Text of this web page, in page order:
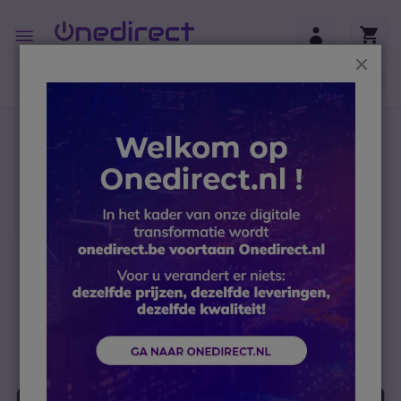
Toggle
Nav
btw)
Conferencing
Video conferencing
Video soundbar
Cleyver Meeting Track
Ga naar het einde van de afbeeldingen-gallerij